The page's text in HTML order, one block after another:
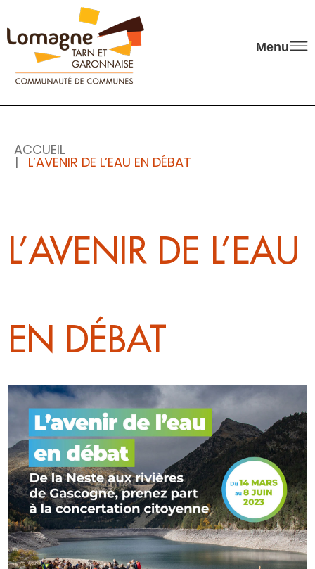
Panneau de gestion des cookies
Menu
ACCUEIL
L’AVENIR DE L’EAU EN DÉBAT
L’AVENIR DE L’EAU
EN DÉBAT